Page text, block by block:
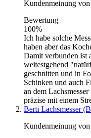
Kundenmeinung von
Bewertung
100%
Ich habe solche
haben aber das
Damit verbunden ist
weitestgehend
geschnitten und in
Schinken und auch
an dem
präzise mit einem
Berti Lachsmesser
Kundenmeinung von